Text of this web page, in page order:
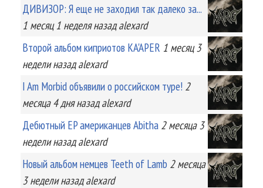
ДИВИЗОР: Я еще не заходил так далеко за...
1 месяц 1 неделяназад alexard
Второй альбом киприотов KA'APER 1 месяц 3
неделиназад alexard
I Am Morbid объявили о российском туре! 2
месяца 4 дняназад alexard
Дебютный EP американцев Abitha 2 месяца 3
неделиназад alexard
Новый альбом немцев Teeth of Lamb 2 месяца
3 неделиназад alexard